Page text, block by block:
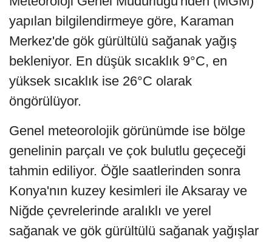
yapılan bilgilendirmeye göre, Karaman
Merkez'de gök gürültülü sağanak yağış
bekleniyor. En düşük sıcaklık 9°C, en
yüksek sıcaklık ise 26°C olarak
öngörülüyor.
Genel meteorolojik görünümde ise bölge
genelinin parçalı ve çok bulutlu geçeceği
tahmin ediliyor. Öğle saatlerinden sonra
Konya'nın kuzey kesimleri ile Aksaray ve
Niğde çevrelerinde aralıklı ve yerel
sağanak ve gök gürültülü sağanak yağışlar